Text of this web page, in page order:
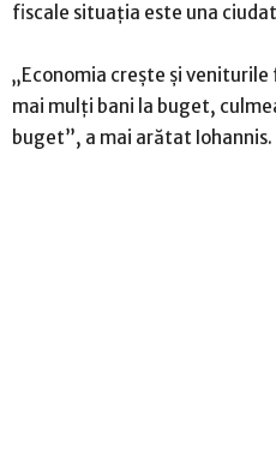
fiscale situația este una
„Economia crește și veniturile
mai mulți bani la buget,
buget”, a mai arătat Iohannis.